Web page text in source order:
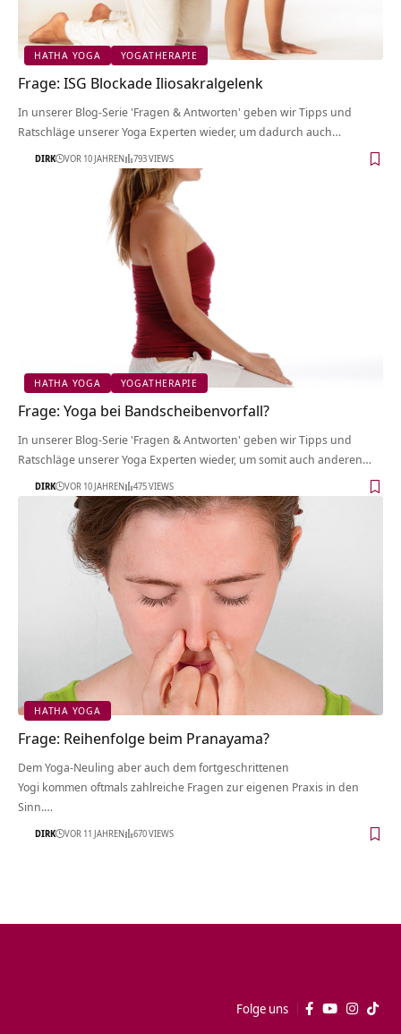
HATHA YOGA YOGATHERAPIE
Frage: ISG Blockade Iliosakralgelenk
In unserer Blog-Serie 'Fragen & Antworten' geben wir Tipps und
Ratschläge unserer Yoga Experten wieder, um dadurch auch…
DIRK VOR 10 JAHREN 793 VIEWS
HATHA YOGA YOGATHERAPIE
Frage: Yoga bei Bandscheibenvorfall?
In unserer Blog-Serie 'Fragen & Antworten' geben wir Tipps und
Ratschläge unserer Yoga Experten wieder, um somit auch anderen…
DIRK VOR 10 JAHREN 475 VIEWS
HATHA YOGA
Frage: Reihenfolge beim Pranayama?
Dem Yoga-Neuling aber auch dem fortgeschrittenen
Yogi kommen oftmals zahlreiche Fragen zur eigenen Praxis in den
Sinn.…
DIRK VOR 11 JAHREN 670 VIEWS
Folge uns